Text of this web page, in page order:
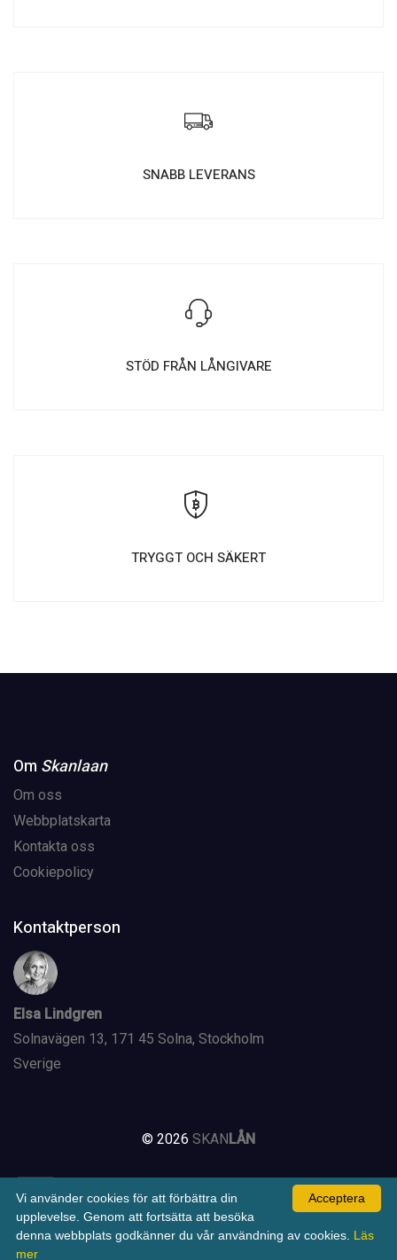
SNABB LEVERANS
STÖD FRÅN LÅNGIVARE
TRYGGT OCH SÄKERT
Om Skanlaan
Om oss
Webbplatskarta
Kontakta oss
Cookiepolicy
Kontaktperson
Elsa Lindgren
Solnavägen 13, 171 45 Solna, Stockholm
Sverige
© 2026 SKAN LÅN
W Acceptera
Vi använder cookies för att förbättra din
upplevelse. Genom att fortsätta att besöka
denna webbplats godkänner du vår användning av cookies. Läs
mer